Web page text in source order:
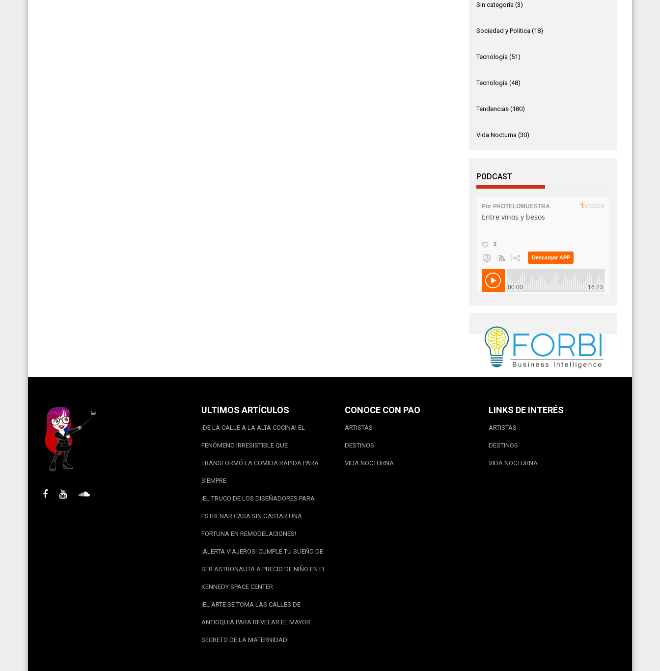
Sin categoría (3)
Sociedad y Politica (18)
Tecnología (51)
Tecnología (48)
Tendencias (180)
Vida Nocturna (30)
PODCAST
ULTIMOS ARTÍCULOS
¡DE LA CALLE A LA ALTA COCINA! EL
FENÓMENO IRRESISTIBLE QUE
TRANSFORMÓ LA COMIDA RÁPIDA PARA
SIEMPRE
¡EL TRUCO DE LOS DISEÑADORES PARA
ESTRENAR CASA SIN GASTAR UNA
FORTUNA EN REMODELACIONES!
¡ALERTA VIAJEROS! CUMPLE TU SUEÑO DE
SER ASTRONAUTA A PRECIO DE NIÑO EN EL
KENNEDY SPACE CENTER
¡EL ARTE SE TOMA LAS CALLES DE
ANTIOQUIA PARA REVELAR EL MAYOR
SECRETO DE LA MATERNIDAD!
CONOCE CON PAO
ARTISTAS
DESTINOS
VIDA NOCTURNA
LINKS DE INTERÉS
ARTISTAS
DESTINOS
VIDA NOCTURNA